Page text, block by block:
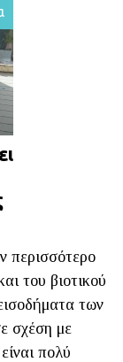
περισσότερο
του βιοτικού
των
σχέση με
πολύ